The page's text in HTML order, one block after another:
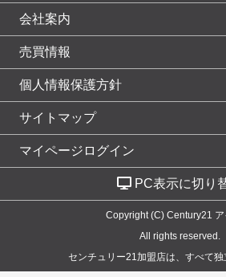
会社案内
売買情報
個人情報保護方針
サイトマップ
マイページログイン
PC表示に切り
Copyright (C) Century21 ア
All rights reserved.
センチュリー21加盟店は、すべて独